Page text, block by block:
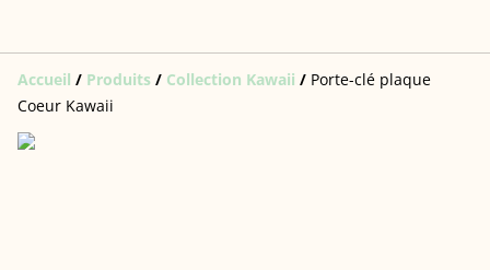
Accueil / Produits / Collection Kawaii / Porte-clé plaque
Coeur Kawaii